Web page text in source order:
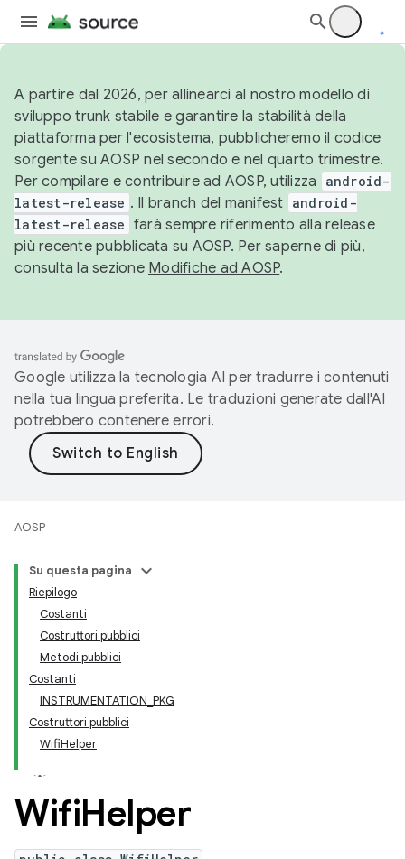
A partire dal 2026, per allinearci al nostro modello di
sviluppo trunk stabile e garantire la stabilità della
piattaforma per l'ecosistema, pubblicheremo il codice
sorgente su AOSP nel secondo e nel quarto trimestre.
Per compilare e contribuire ad AOSP, utilizza
android-
latest-release . Il branch del manifest android-
latest-release farà sempre riferimento alla release
più recente pubblicata su AOSP. Per saperne di più,
consulta la sezione Modifiche ad AOSP.
Google utilizza la tecnologia AI per tradurre i contenuti
nella tua lingua preferita. Le traduzioni generate dall'AI
potrebbero contenere errori.
AOSP
Su questa pagina
Riepilogo
Costanti
Costruttori pubblici
Metodi pubblici
Costanti
INSTRUMENTATION_PKG
Costruttori pubblici
WifiHelper
WifiHelper